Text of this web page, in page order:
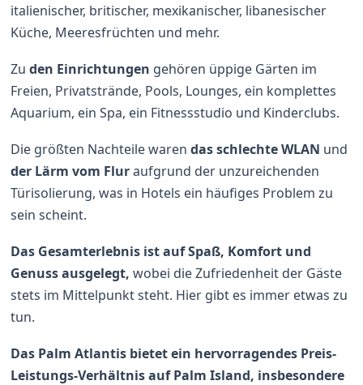
italienischer, britischer, mexikanischer, libanesischer
Küche, Meeresfrüchten und mehr.
Zuden Einrichtungen gehören üppige Gärten im
Freien, Privatstrände, Pools, Lounges, ein komplettes
Aquarium, ein Spa, ein Fitnessstudio und Kinderclubs.
Die größten Nachteile warendas schlechte WLAN und
der Lärm vom Fluraufgrund der unzureichenden
Türisolierung, was in Hotels ein häufiges Problem zu
sein scheint.
Das Gesamterlebnis ist auf Spaß, Komfort und
Genuss ausgelegt, wobei die Zufriedenheit der Gäste
stets im Mittelpunkt steht. Hier gibt es immer etwas zu
tun.
Das Palm Atlantis bietet ein hervorragendes Preis-
Leistungs-Verhältnis auf Palm Island, insbesondere